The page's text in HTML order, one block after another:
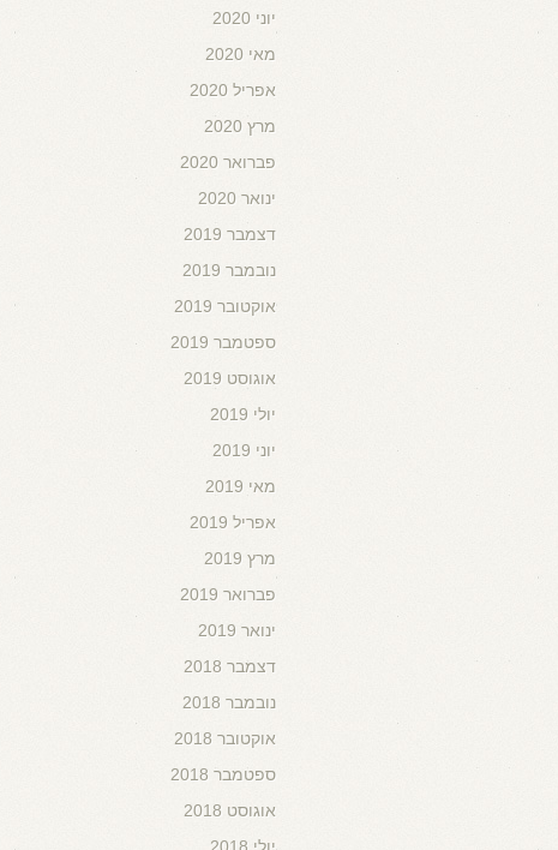
יוני 2020
מאי 2020
אפריל 2020
מרץ 2020
פברואר 2020
ינואר 2020
דצמבר 2019
נובמבר 2019
אוקטובר 2019
ספטמבר 2019
אוגוסט 2019
יולי 2019
יוני 2019
מאי 2019
אפריל 2019
מרץ 2019
פברואר 2019
ינואר 2019
דצמבר 2018
נובמבר 2018
אוקטובר 2018
ספטמבר 2018
אוגוסט 2018